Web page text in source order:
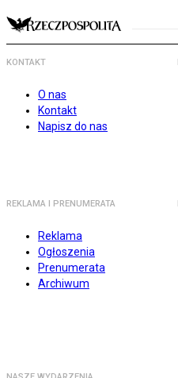
KONTAKT
O nas
Kontakt
Napisz do nas
REKLAMA I PRENUMERATA
Reklama
Ogłoszenia
Prenumerata
Archiwum